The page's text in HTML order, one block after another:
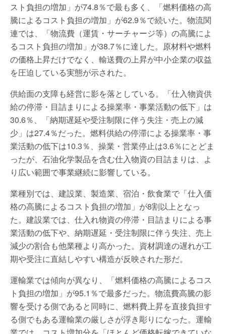
スト負担の増加」が74.8％で最も多く、「燃料価格の高
騰によるコスト負担の増加」が62.9％で続いた。物流関
連では、「物流費（運賃・サーチャージ等）の高騰によ
るコスト負担の増加」が38.7％に達した。原材料や燃料
の価格上昇だけでなく、輸送費の上昇が中小企業の収益
を圧迫している実態が示された。
供給面の支障も経営に影を落としている。「仕入物資供
給の停滞・目詰まりによる操業率・事業活動の低下」は
30.6％、「納期遅延や受注制限に伴う失注・売上の減
少」は27.4％だった。燃料供給の停滞による操業率・事
業活動の低下は10.3％、操業・営業停止は3.6％にとどま
ったが、石油化学製品を含む仕入物資の目詰まりは、よ
り広い範囲で事業継続に影響している。
業種別では、建設業、製造業、宿泊・飲食業で「仕入価
格の高騰によるコスト負担の増加」が8割以上となっ
た。建設業では、仕入れ物資の停滞・目詰まりによる事
業活動の低下や、納期遅延・受注制限に伴う失注、売上
減少の割合も他業種より高かった。資材調達の遅れが工
期や受注に直結しやすい構造が反映された形だ。
運輸業では傾向が異なり、「燃料価格の高騰によるコス
ト負担の増加」が95.1％で最多だった。物流費高騰の影
響を受ける側であると同時に、燃料費上昇を直接負担す
る側でもある運輸業の厳しさが浮き彫りになった。運輸